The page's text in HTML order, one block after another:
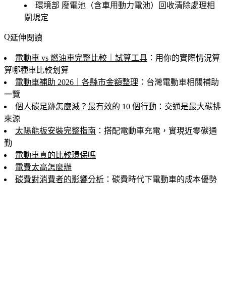
環境部 廢電池（含車用動力電池）回收清除處理相
關規定
延伸閱讀
電動車 vs 燃油車完整比較｜試算工具 ：用你的實際情況算
算哪種車比較划算
電動車補助 2026｜各縣市金額整理 ：台灣電動車相關補助
一覽
個人碳足跡怎麼減？最有效的 10 個行動 ：交通是最大碳排
來源
太陽能板安裝完整指南 ：搭配電動車充電，實現近零碳通
勤
電動車真的比較環保嗎
電費太高怎麼辦
碳費對消費者的影響分析 ：碳費時代下電動車的成本優勢